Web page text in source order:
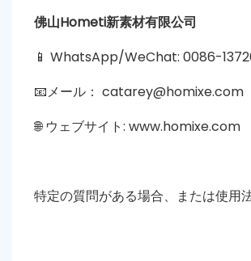
佛山Hometi新素材有限公司
📱 WhatsApp/WeChat: 0086-
📧メール： catarey@homixe.com
🌐 ウェブサイト: www.homixe.com
特定の質問がある場合、または使用